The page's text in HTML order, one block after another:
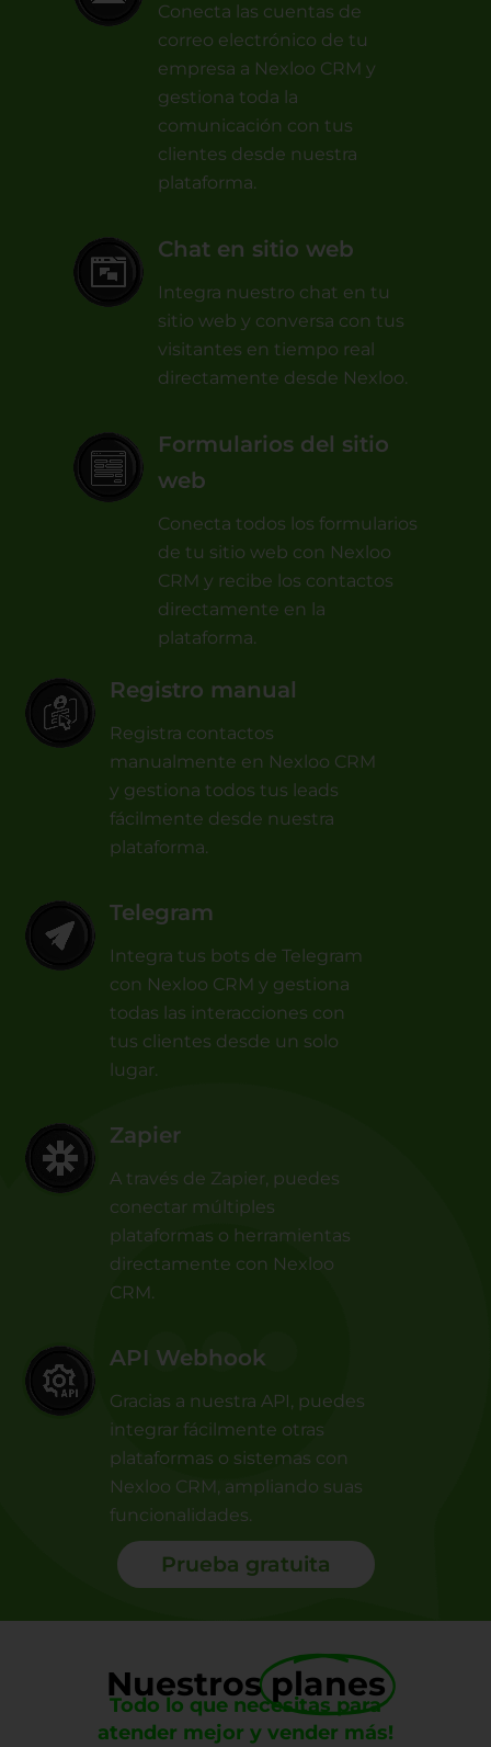
Conecta las cuentas de
correo electrónico de tu
empresa a Nexloo CRM y
gestiona toda la
comunicación con tus
clientes desde nuestra
plataforma.
Chat en sitio web
Integra nuestro chat en tu
sitio web y conversa con tus
visitantes en tiempo real
directamente desde Nexloo.
Formularios del sitio
web
Conecta todos los formularios
de tu sitio web con Nexloo
CRM y recibe los contactos
directamente en la
plataforma.
Registro manual
Registra contactos
manualmente en Nexloo CRM
y gestiona todos tus leads
fácilmente desde nuestra
plataforma.
Telegram
Integra tus bots de Telegram
con Nexloo CRM y gestiona
todas las interacciones con
tus clientes desde un solo
lugar.
Zapier
A través de Zapier, puedes
conectar múltiples
plataformas o herramientas
directamente con Nexloo
CRM.
API Webhook
Gracias a nuestra API, puedes
integrar fácilmente otras
plataformas o sistemas con
Nexloo CRM, ampliando suas
funcionalidades.
Prueba gratuita
Nuestrosplanes
Todo lo que necesitas para
atender mejor y vender más!